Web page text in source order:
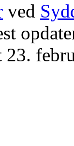
ved
23.